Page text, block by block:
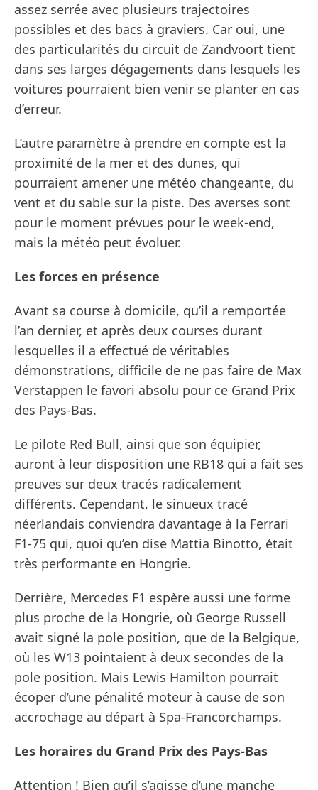
assez serrée avec plusieurs trajectoires
possibles et des bacs à graviers. Car oui, une
des particularités du circuit de Zandvoort tient
dans ses larges dégagements dans lesquels les
voitures pourraient bien venir se planter en cas
d’erreur.
L’autre paramètre à prendre en compte est la
proximité de la mer et des dunes, qui
pourraient amener une météo changeante, du
vent et du sable sur la piste. Des averses sont
pour le moment prévues pour le week-end,
mais la météo peut évoluer.
Les forces en présence
Avant sa course à domicile, qu’il a remportée
l’an dernier, et après deux courses durant
lesquelles il a effectué de véritables
démonstrations, difficile de ne pas faire de Max
Verstappen le favori absolu pour ce Grand Prix
des Pays-Bas.
Le pilote Red Bull, ainsi que son équipier,
auront à leur disposition une RB18 qui a fait ses
preuves sur deux tracés radicalement
différents. Cependant, le sinueux tracé
néerlandais conviendra davantage à la Ferrari
F1-75 qui, quoi qu’en dise Mattia Binotto, était
très performante en Hongrie.
Derrière, Mercedes F1 espère aussi une forme
plus proche de la Hongrie, où George Russell
avait signé la pole position, que de la Belgique,
où les W13 pointaient à deux secondes de la
pole position. Mais Lewis Hamilton pourrait
écoper d’une pénalité moteur à cause de son
accrochage au départ à Spa-Francorchamps.
Les horaires du Grand Prix des Pays-Bas
Attention ! Bien qu’il s’agisse d’une manche